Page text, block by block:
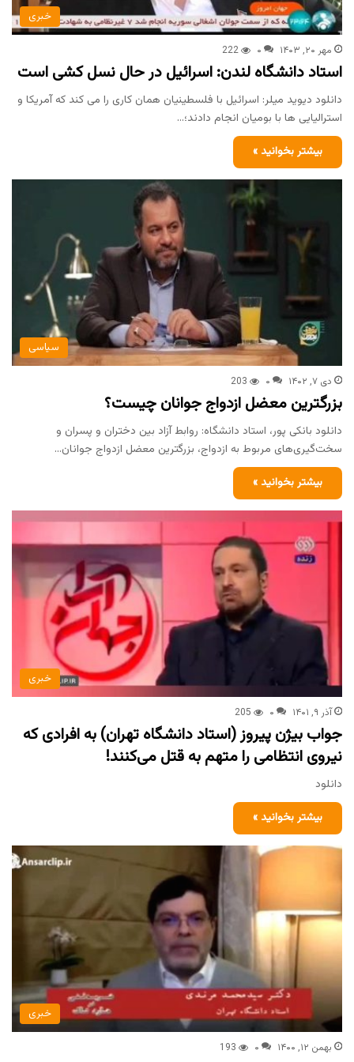
خبری
مهر ۲۰, ۱۴۰۳ ۰ 222
استاد دانشگاه لندن: اسرائیل در حال نسل کشی است
دانلود دیوید میلر: اسرائیل با فلسطینیان همان کاری را می کند که آمریکا و
استرالیایی ها با بومیان انجام دادند؛…
بیشتر بخوانید »
سیاسی
دی ۷, ۱۴۰۲ ۰ 203
بزرگترین معضل ازدواج جوانان چیست؟
دانلود بانکی پور، استاد دانشگاه: روابط آزاد بین دختران و پسران و
سخت‌گیری‌های مربوط به ازدواج، بزرگترین معضل ازدواج جوانان…
بیشتر بخوانید »
خبری
آذر ۹, ۱۴۰۱ ۰ 205
جواب بیژن پیروز (استاد دانشگاه تهران) به افرادی که
نیروی انتظامی را متهم به قتل می‌کنند!
دانلود
بیشتر بخوانید »
خبری
بهمن ۱۲, ۱۴۰۰ ۰ 193